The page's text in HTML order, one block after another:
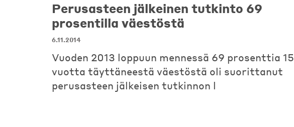
Perusasteen jälkeinen tutkinto 69
prosentilla väestöstä
6.11.2014
Vuoden 2013 loppuun mennessä 69 prosenttia 15
vuotta täyttäneestä väestöstä oli suorittanut
perusasteen jälkeisen tutkinnon l